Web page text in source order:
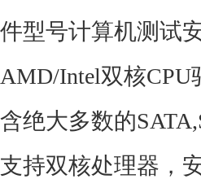
件型号计算机测试
AMD/Intel双核
含绝大多数的
支持双核处理器，